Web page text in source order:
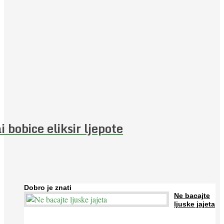
bobice eliksir ljepote
Dobro je znati
Ne bacajte
ljuske jajeta